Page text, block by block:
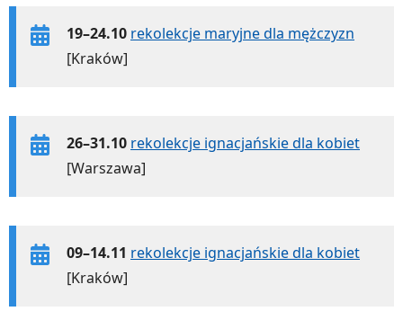
19–24.10 rekolekcje maryjne dla mężczyzn
[Kraków]
26–31.10 rekolekcje ignacjańskie dla kobiet
[Warszawa]
09–14.11 rekolekcje ignacjańskie dla kobiet
[Kraków]